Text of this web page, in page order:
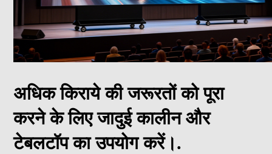
अधिक किराये की जरूरतों को पूरा
करने के लिए जादुई कालीन और
टेबलटॉप का उपयोग करें।.